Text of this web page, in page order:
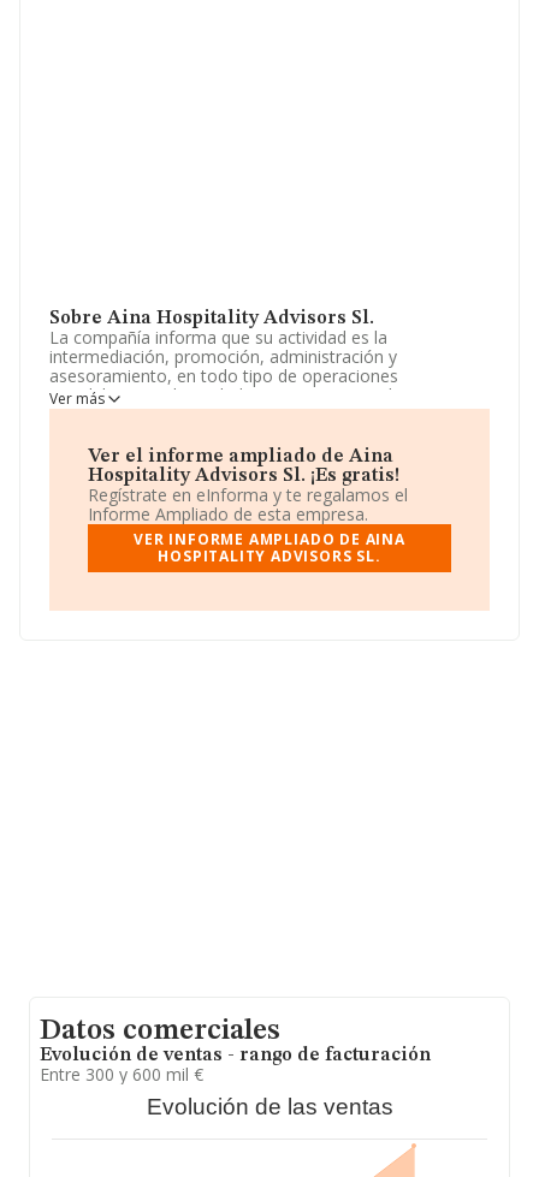
Sobre Aina Hospitality Advisors Sl.
La compañía informa que su actividad es la
intermediación, promoción, administración y
asesoramiento, en todo tipo de operaciones
inmobiliarias incluyendo la compraventa y el
arrendamiento (excluido el arrendamiento financiero)
Registro Mercantil como Sociedad Limitada. Su
actividad CNAE es 'Agentes de la propiedad inmobiliaria'
con código 6831. La compañía no tiene actividad en
mercados exteriores.
Ha habido un incremento en cuanto al número de
empleados y atendiendo a los datos disponibles en
media de sector.
Ver más
Ver el informe ampliado de Aina
Hospitality Advisors Sl. ¡Es gratis!
Regístrate en eInforma y te regalamos el
Informe Ampliado de esta empresa.
VER INFORME AMPLIADO DE AINA
HOSPITALITY ADVISORS SL.
Datos comerciales
Evolución de ventas - rango de facturación
Entre 300 y 600 mil €
Evolución de las ventas